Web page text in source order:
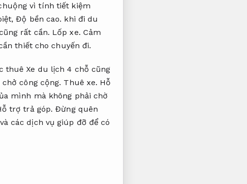
vì tính tiết kiệm
Độ bền cao. khi đi du
rất cần. Lốp xe. Cảm
thiết cho chuyến đi.
thuê Xe du lịch 4 chỗ cũng
công cộng. Thuê xe. Hỗ
mình mà không phải chờ
trợ trả góp. Đừng quên
các dịch vụ giúp đỡ để có